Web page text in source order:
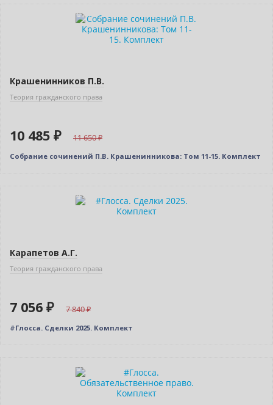
–10% (скидка 1165 ₽)
Крашенинников П.В.
Теория гражданского права
10 485 ₽ 11 650
Собрание сочинений П.В. Крашенинникова: Том 11-15. Комплект
–10% (скидка 784 ₽)
Карапетов А.Г.
Теория гражданского права
7 056 ₽ 7 840
#Глосса. Сделки 2025. Комплект
–10% (скидка 770 ₽)